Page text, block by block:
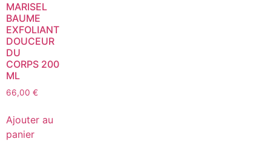
MARISEL
BAUME
EXFOLIANT
DOUCEUR
DU
CORPS 200
ML
66,00 €
Ajouter au
panier